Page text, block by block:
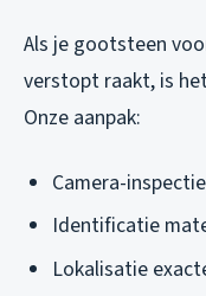
Als je gootsteen
verstopt raakt, is
Onze aanpak:
Camera-
Identificatie
Lokalisatie